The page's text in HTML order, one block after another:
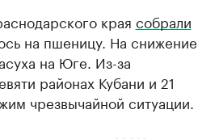
края собрали
на пшеницу. На снижение
на Юге. Из-за
районах Кубани и 21
чрезвычайной ситуации.